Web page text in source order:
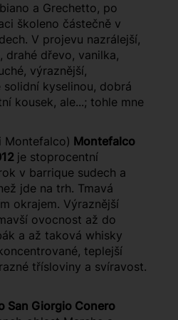
a Grechetto, po
školeno částečně v
V projevu nazrálejší,
drahé dřevo, vanilka,
výraznější,
kyselinou, dobrá
kousek, ale...; tohle mne
Montefalco) Montefalco
je stoprocentní
v barrique sudech a
jde na trh. Tmavá
okrajem. Výraznější
ovocnost až do
a až taková whisky
teplejší
třísloviny a svíravost.
San Giorgio Conero